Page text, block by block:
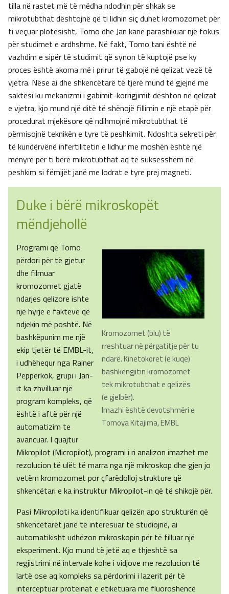
tilla në rastet më të mëdha ndodhin për shkak se
mikrotubthat dështojnë që ti lidhin siç duhet kromozomet për
ti veçuar plotësisht, Tomo dhe Jan kanë parashikuar një fokus
për studimet e ardhshme. Në fakt, Tomo tani është në
vazhdim e sipër të studimit që synon të kuptojë pse ky
proces është akoma më i prirur të gabojë në qelizat vezë të
vjetra. Nëse ai dhe shkencëtarë të tjerë mund të gjejnë me
saktësi ku mekanizmi i gabimit-korrigjimit dështon në qelizat
e vjetra, kjo mund një ditë të shënojë fillimin e një etapë për
procedurat mjekësore që ndihmojnë mikrotubthat të
përmisojnë teknikën e tyre të peshkimit. Ndoshta sekreti për
të kundërvënë infertilitetin e lidhur me moshën është një
mënyrë për ti bërë mikrotubthat aq të suksesshëm në
peshkim si fëmijët janë me lodrat e tyre prej magneti.
Duke i bërë mikroskopët
mëndjehollë
Kromozomet (blu) të
rreshtuar në përgatitje për tu
ndarë. Kinetokoret (e kuqe)
bashkëngjitin kromozomet
tek mikrotubthat e qelizës
(e gjelbër).
Imazhi është devotshmëri e
Tomoya Kitajima, EMBL
Programi që Tomo
përdori për të gjetur
dhe filmuar
kromozomet gjatë
ndarjes qelizore ishte
një hyrje e fakteve që
ndjekin më poshtë. Në
bashkëpunim me një
ekip tjetër të EMBL-it,
i udhëhequr nga Rainer
Pepperkok, grupi i Jan-
it ka zhvilluar një
program kompleks, që
është i aftë për një
automatizim te
avancuar. I quajtur
Mikropilot (Micropilot), programi i ri analizon imazhet me
rezolucion të ulët të marra nga një mikroskop dhe gjen jo
vetëm kromozomet por çfarëdolloj strukture që
shkencëtari e ka instruktur Mikropilot-in që të shikojë për.
Pasi Mikropiloti ka identifikuar qelizën apo strukturën që
shkencëtarët janë të interesuar të studiojnë, ai
automatikisht udhëzon mikroskopin për të filluar një
eksperiment. Kjo mund të jetë aq e thjeshtë sa
regjistrimi në intervale kohe i vidjove me rezolucion të
lartë ose aq kompleks sa përdorimi i lazerit për të
interceptuar proteinat e etiketuara me fluoroshencë